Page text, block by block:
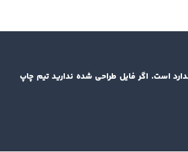
است. اگر فایل طراحی شده ندارید تیم چاپ